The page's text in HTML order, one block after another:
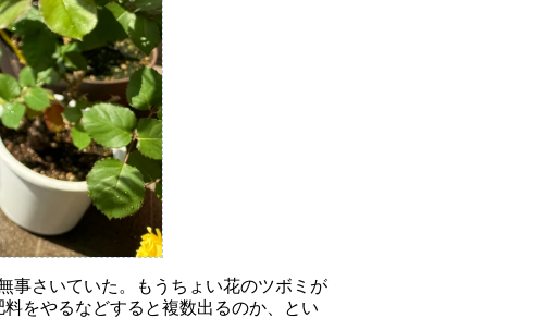
事さいていた。もうちょい花のツボミが
をやるなどすると複数出るのか、とい